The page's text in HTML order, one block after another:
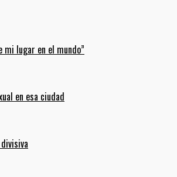
mi lugar en el mundo”
en esa ciudad